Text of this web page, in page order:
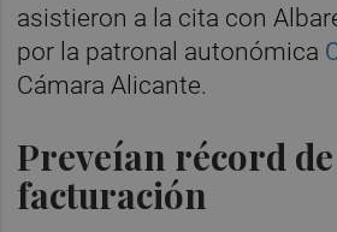
asistieron a la cita con
por la patronal autonómica
Cámara Alicante.
Preveían récord de
facturación